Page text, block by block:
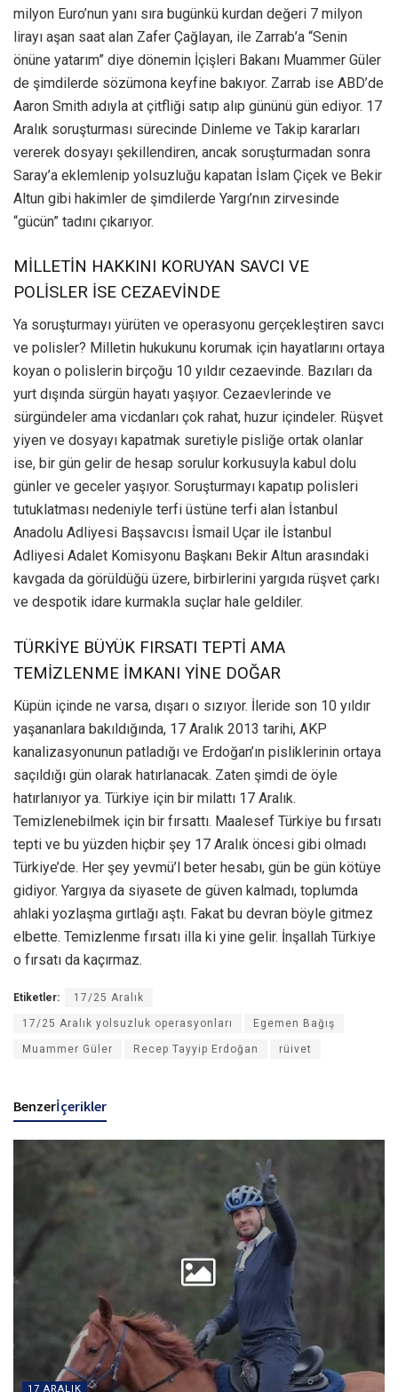
milyon Euro’nun yanı sıra bugünkü kurdan değeri 7 milyon
lirayı aşan saat alan Zafer Çağlayan, ile Zarrab’a “Senin
önüne yatarım” diye dönemin İçişleri Bakanı Muammer Güler
de şimdilerde sözümona keyfine bakıyor. Zarrab ise ABD’de
Aaron Smith adıyla at çitfliği satıp alıp gününü gün ediyor. 17
Aralık soruşturması sürecinde Dinleme ve Takip kararları
vererek dosyayı şekillendiren, ancak soruşturmadan sonra
Saray’a eklemlenip yolsuzluğu kapatan İslam Çiçek ve Bekir
Altun gibi hakimler de şimdilerde Yargı’nın zirvesinde
“gücün” tadını çıkarıyor.
MİLLETİN HAKKINI KORUYAN SAVCI VE
POLİSLER İSE CEZAEVİNDE
Ya soruşturmayı yürüten ve operasyonu gerçekleştiren savcı
ve polisler? Milletin hukukunu korumak için hayatlarını ortaya
koyan o polislerin birçoğu 10 yıldır cezaevinde. Bazıları da
yurt dışında sürgün hayatı yaşıyor. Cezaevlerinde ve
sürgündeler ama vicdanları çok rahat, huzur içindeler. Rüşvet
yiyen ve dosyayı kapatmak suretiyle pisliğe ortak olanlar
ise, bir gün gelir de hesap sorulur korkusuyla kabul dolu
günler ve geceler yaşıyor. Soruşturmayı kapatıp polisleri
tutuklatması nedeniyle terfi üstüne terfi alan İstanbul
Anadolu Adliyesi Başsavcısı İsmail Uçar ile İstanbul
Adliyesi Adalet Komisyonu Başkanı Bekir Altun arasındaki
kavgada da görüldüğü üzere, birbirlerini yargıda rüşvet çarkı
ve despotik idare kurmakla suçlar hale geldiler.
TÜRKİYE BÜYÜK FIRSATI TEPTİ AMA
TEMİZLENME İMKANI YİNE DOĞAR
Küpün içinde ne varsa, dışarı o sızıyor. İleride son 10 yıldır
yaşananlara bakıldığında, 17 Aralık 2013 tarihi, AKP
kanalizasyonunun patladığı ve Erdoğan’ın pisliklerinin ortaya
saçıldığı gün olarak hatırlanacak. Zaten şimdi de öyle
hatırlanıyor ya. Türkiye için bir milattı 17 Aralık.
Temizlenebilmek için bir fırsattı. Maalesef Türkiye bu fırsatı
tepti ve bu yüzden hiçbir şey 17 Aralık öncesi gibi olmadı
Türkiye’de. Her şey yevmü’l beter hesabı, gün be gün kötüye
gidiyor. Yargıya da siyasete de güven kalmadı, toplumda
ahlaki yozlaşma gırtlağı aştı. Fakat bu devran böyle gitmez
elbette. Temizlenme fırsatı illa ki yine gelir. İnşallah Türkiye
o fırsatı da kaçırmaz.
Etiketler: 17/25 Aralık
17/25 Aralık yolsuzluk operasyonları Egemen Bağış
Muammer Güler Recep Tayyip Erdoğan rüivet
Benzerİçerikler
17 ARALIK